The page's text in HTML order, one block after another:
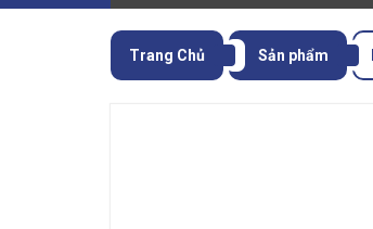
Trang Chủ Sản phẩm